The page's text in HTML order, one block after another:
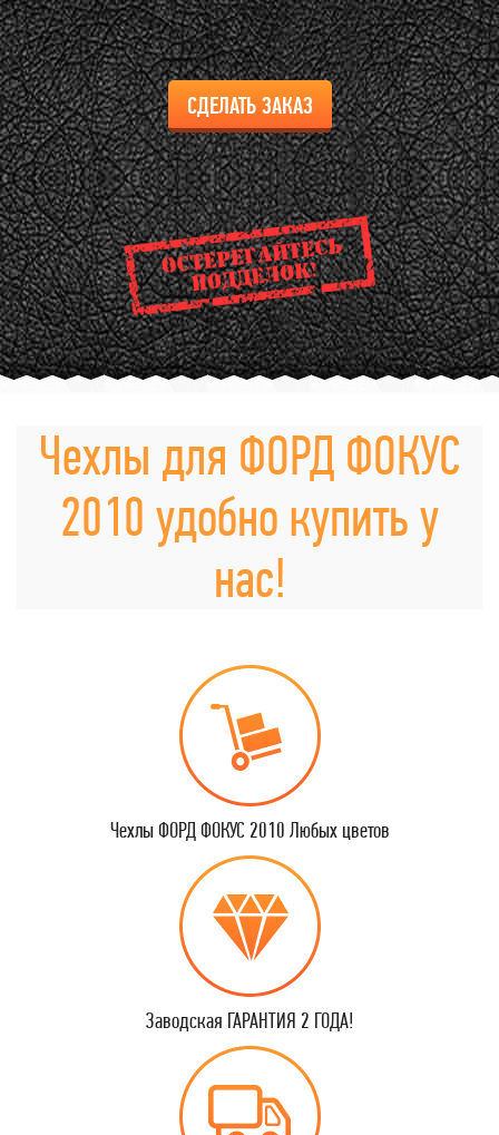
СДЕЛАТЬ ЗАКАЗ
Чехлы для ФОРД ФОКУС
2010 удобно купить у
нас!
Чехлы ФОРД ФОКУС 2010 Любых цветов
Заводская ГАРАНТИЯ 2 ГОДА!